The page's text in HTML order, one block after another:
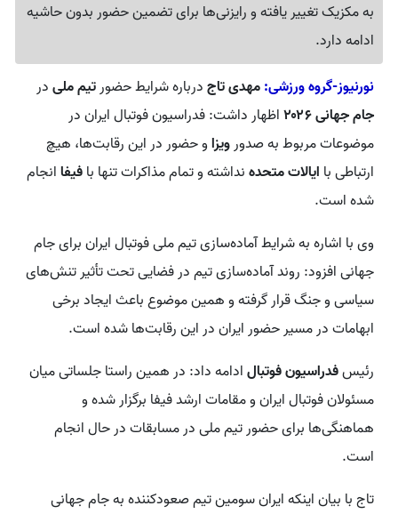
به مکزیک تغییر یافته و رایزنی‌ها برای تضمین حضور بدون حاشیه
ادامه دارد.
نورنیوز-گروه ورزشی:مهدی تاجدرباره شرایط حضورتیم ملیدر
جام جهانی ۲۰۲۶
اظهار داشت: فدراسیون فوتبال ایران در
موضوعات مربوط به صدورویزاو حضور در این رقابت‌ها، هیچ
ارتباطی با ایالات متحدهنداشته و تمام مذاکرات تنها بافیفاانجام
شده است.
وی با اشاره به شرایط آماده‌سازی تیم ملی فوتبال ایران برای جام
جهانی افزود: روند آماده‌سازی تیم در فضایی تحت تأثیر تنش‌های
سیاسی و جنگ قرار گرفته و همین موضوع باعث ایجاد برخی
ابهامات در مسیر حضور ایران در این رقابت‌ها شده است.
رئیسفدراسیون فوتبالادامه داد: در همین راستا جلساتی میان
مسئولان فوتبال ایران و مقامات ارشد فیفا برگزار شده و
هماهنگی‌ها برای حضور تیم ملی در مسابقات در حال انجام
است.
تاج با بیان اینکه ایران سومین تیم صعودکننده به جام جهانی